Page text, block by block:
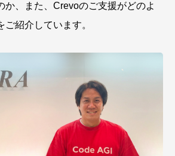
、
また、Crevoのご支援がどのよ
ご紹介しています。